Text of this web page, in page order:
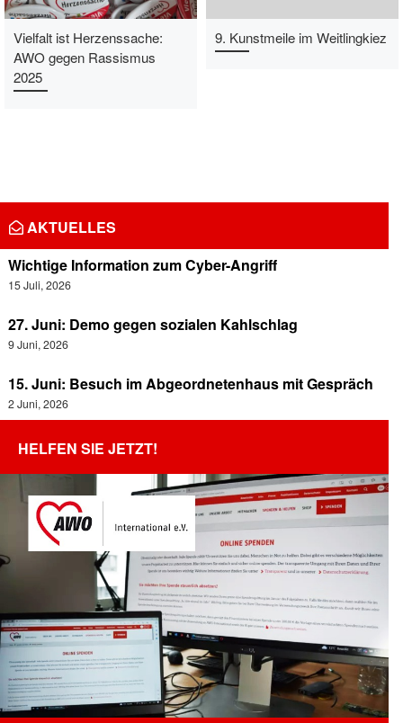
Vielfalt ist Herzenssache:
AWO gegen Rassismus
2025
9. Kunstmeile im Weitlingkiez
AKTUELLES
Wichtige Information zum Cyber-Angriff
15 Juli, 2026
27. Juni: Demo gegen sozialen Kahlschlag
9 Juni, 2026
15. Juni: Besuch im Abgeordnetenhaus mit Gespräch
2 Juni, 2026
HELFEN SIE JETZT!